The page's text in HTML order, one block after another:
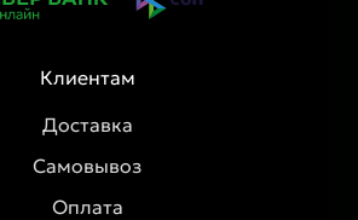
Клиентам
Доставка
Самовывоз
Оплата